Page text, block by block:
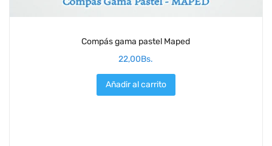
Compás gama pastel Maped
22,00Bs.
Añadir al carrito